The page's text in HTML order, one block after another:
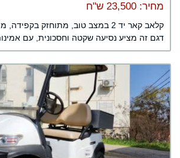
מחיר: 23,500 ש"ח
קלאב קאר יד 2 במצב טוב, מתוחזק
דגם זה מציע נסיעה שקטה וחסכונית, עם